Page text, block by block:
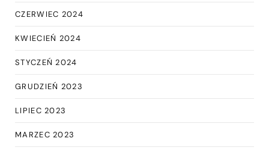
CZERWIEC 2024
KWIECIEŃ 2024
STYCZEŃ 2024
GRUDZIEŃ 2023
LIPIEC 2023
MARZEC 2023